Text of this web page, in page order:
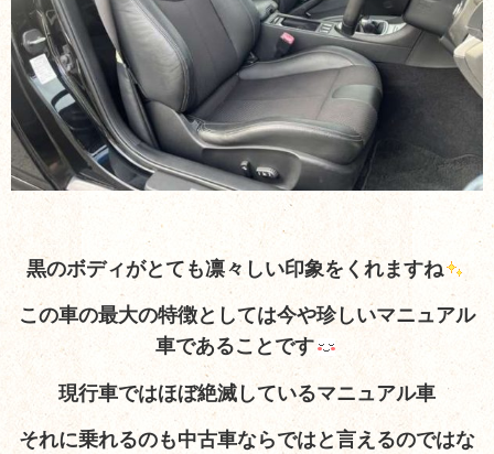
黒のボディがとても凛々しい印象をくれますね
この車の最大の特徴としては今や珍しいマニュアル
車であることです
現行車ではほぼ絶滅しているマニュアル車
それに乗れるのも中古車ならではと言えるのではな